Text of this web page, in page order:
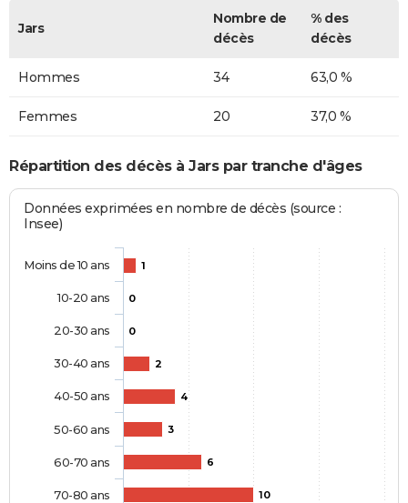
Jars
Nombre de
décès
% des
décès
Hommes 34 63,0 %
Femmes 20 37,0 %
Répartition des décès à Jars par tranche d'âges
Données exprimées en nombre de décès (source :
Insee)
1
0
0
2
4
3
6
10
Moins de 10 ans
10-20 ans
20-30 ans
30-40 ans
40-50 ans
50-60 ans
60-70 ans
70-80 ans